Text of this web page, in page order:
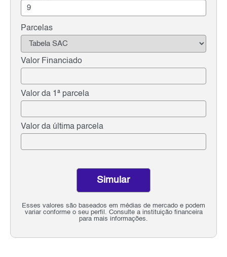
Parcelas
Valor Financiado
Valor da 1ª parcela
Valor da última parcela
Esses valores são baseados em médias de mercado e podem
variar conforme o seu perfil. Consulte a instituição financeira
para mais informações.
Simular